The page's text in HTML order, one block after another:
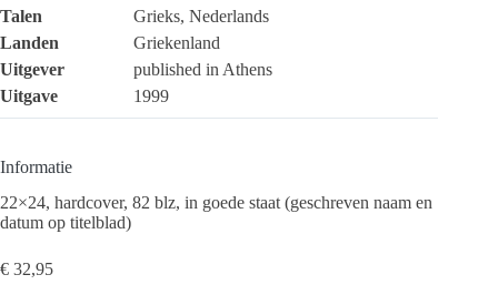
Talen
Grieks, Nederlands
Landen
Griekenland
Uitgever
published in Athens
Uitgave
1999
Informatie
22×24, hardcover, 82 blz, in goede staat (geschreven naam en
datum op titelblad)
€ 32,95